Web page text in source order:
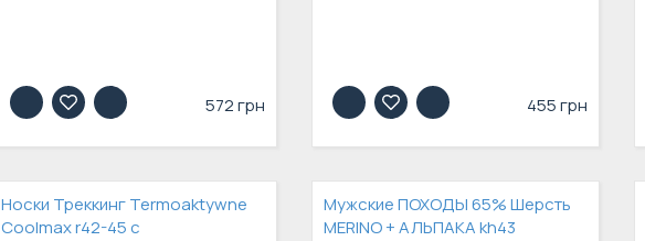
572 грн 455 грн
Носки Треккинг Termoaktywne
Coolmax r42-45 c
Мужские ПОХОДЫ 65% Шерсть
MERINO + АЛЬПАКА kh43